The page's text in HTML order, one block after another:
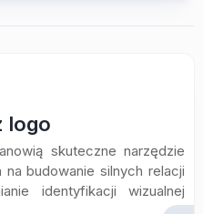
logo
skuteczne narzędzie
budowanie silnych relacji
identyfikacji wizualnej